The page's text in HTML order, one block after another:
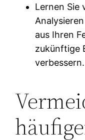
Lernen Sie
aus Ihren
zukünftige
verbessern.